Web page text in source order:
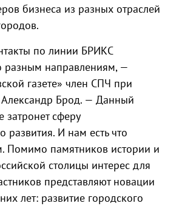
бизнеса из разных отраслей
по линии БРИКС
разным направлениям, —
газете» член СПЧ при
Брод. — Данный
сферу
развития. И нам есть что
Помимо памятников истории и
столицы интерес для
представляют новации
лет: развитие городского